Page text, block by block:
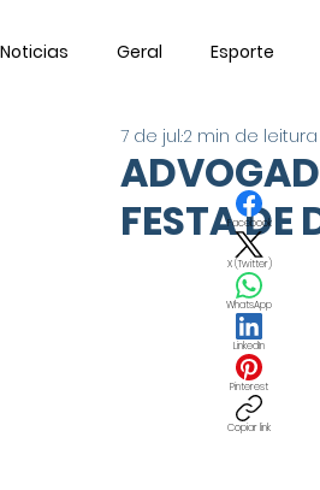
Noticias Geral Esporte
Utilidade Pública
FESTA DE
7 de jul.2 min de leitura
Facebook
X (Twitter)
WhatsApp
LinkedIn
Pinterest
Copiar link